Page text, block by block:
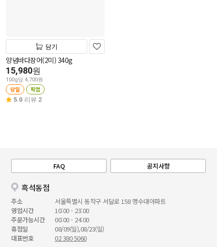
담기
양념바다장어(2미) 340g
15,980원
100g당 4,700원
당일 픽업
5.0 리뷰 2
FAQ 공지사항
흑석동점
주소
서울특별시 동작구 서달로 158 명수대아파트
영업시간
10:00 - 23:00
주문가능시간
00:00 - 24:00
휴점일
08/09(일),08/23(일)
대표번호
02 380 5060